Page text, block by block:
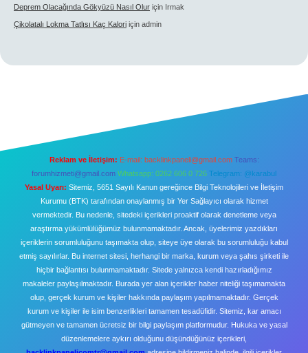
Deprem Olacağında Gökyüzü Nasıl Olur için Irmak
Çikolatalı Lokma Tatlısı Kaç Kalori için admin
Reklam ve İletişim: E-mail: backlinkpaneli@gmail.com Teams:
forumhizmeti@gmail.com Whatsapp: 0262 606 0 726 Telegram: @karabul
Yasal Uyarı: Sitemiz, 5651 Sayılı Kanun gereğince Bilgi Teknolojileri ve İletişim
Kurumu (BTK) tarafından onaylanmış bir Yer Sağlayıcı olarak hizmet
vermektedir. Bu nedenle, sitedeki içerikleri proaktif olarak denetleme veya
araştırma yükümlülüğümüz bulunmamaktadır. Ancak, üyelerimiz yazdıkları
içeriklerin sorumluluğunu taşımakta olup, siteye üye olarak bu sorumluluğu kabul
etmiş sayılırlar. Bu internet sitesi, herhangi bir marka, kurum veya şahıs şirketi ile
hiçbir bağlantısı bulunmamaktadır. Sitede yalnızca kendi hazırladığımız
makaleler paylaşılmaktadır. Burada yer alan içerikler haber niteliği taşımamakta
olup, gerçek kurum ve kişiler hakkında paylaşım yapılmamaktadır. Gerçek
kurum ve kişiler ile isim benzerlikleri tamamen tesadüfidir. Sitemiz, kar amacı
gütmeyen ve tamamen ücretsiz bir bilgi paylaşım platformudur. Hukuka ve yasal
düzenlemelere aykırı olduğunu düşündüğünüz içerikleri,